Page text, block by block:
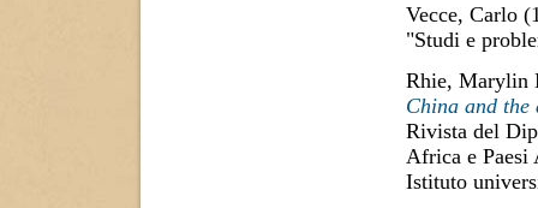
Vecce, Carlo
"Studi e
Rhie, Marylin
China and
Rivista del
Africa e
Istituto